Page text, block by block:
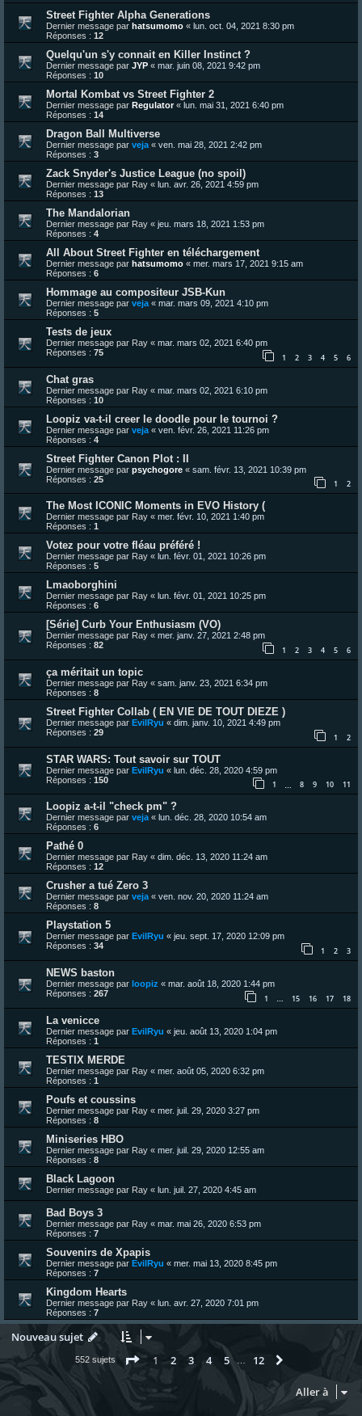
Street Fighter Alpha Generations
Dernier message par hatsumomo « lun. oct. 04, 2021 8:30 pm
Réponses : 12
Quelqu'un s'y connait en Killer Instinct ?
Dernier message par JYP « mar. juin 08, 2021 9:42 pm
Réponses : 10
Mortal Kombat vs Street Fighter 2
Dernier message par Regulator« lun. mai 31, 2021 6:40 pm
Réponses : 14
Dragon Ball Multiverse
Dernier message par veja « ven. mai 28, 2021 2:42 pm
Réponses : 3
Zack Snyder's Justice League (no spoil)
Dernier message par Ray « lun. avr. 26, 2021 4:59 pm
Réponses : 13
The Mandalorian
Dernier message par Ray « jeu. mars 18, 2021 1:53 pm
Réponses : 4
All About Street Fighter en téléchargement
Dernier message par hatsumomo « mer. mars 17, 2021 9:15 am
Réponses : 6
Hommage au compositeur JSB-Kun
Dernier message par veja « mar. mars 09, 2021 4:10 pm
Réponses : 5
Tests de jeux
Dernier message par Ray « mar. mars 02, 2021 6:40 pm
Réponses : 75 1 2 3 4 5 6
Chat gras
Dernier message par Ray « mar. mars 02, 2021 6:10 pm
Réponses : 10
Loopiz va-t-il creer le doodle pour le tournoi ?
Dernier message par veja « ven. févr. 26, 2021 11:26 pm
Réponses : 4
Street Fighter Canon Plot : II
Dernier message par psychogore « sam. févr. 13, 2021 10:39 pm
Réponses : 25 1 2
The Most ICONIC Moments in EVO History (
Dernier message par Ray « mer. févr. 10, 2021 1:40 pm
Réponses : 1
Votez pour votre fléau préféré !
Dernier message par Ray « lun. févr. 01, 2021 10:26 pm
Réponses : 5
Lmaoborghini
Dernier message par Ray « lun. févr. 01, 2021 10:25 pm
Réponses : 6
[Série] Curb Your Enthusiasm (VO)
Dernier message par Ray « mer. janv. 27, 2021 2:48 pm
Réponses : 82 1 2 3 4 5 6
ça méritait un topic
Dernier message par Ray « sam. janv. 23, 2021 6:34 pm
Réponses : 8
Street Fighter Collab ( EN VIE DE TOUT DIEZE )
Dernier message par EvilRyu « dim. janv. 10, 2021 4:49 pm
Réponses : 29 1 2
STAR WARS: Tout savoir sur TOUT
Dernier message par EvilRyu « lun. déc. 28, 2020 4:59 pm
Réponses : 150 1 8 9 10 11
Loopiz a-t-il "check pm" ?
Dernier message par veja « lun. déc. 28, 2020 10:54 am
Réponses : 6
Pathé 0
Dernier message par Ray « dim. déc. 13, 2020 11:24 am
Réponses : 12
Crusher a tué Zero 3
Dernier message par veja « ven. nov. 20, 2020 11:24 am
Réponses : 8
Playstation 5
Dernier message par EvilRyu « jeu. sept. 17, 2020 12:09 pm
Réponses : 34 1 2 3
NEWS baston
Dernier message par loopiz « mar. août 18, 2020 1:44 pm
Réponses : 267 1 … 15 16 17 18
La venicce
Dernier message par EvilRyu « jeu. août 13, 2020 1:04 pm
Réponses : 1
TESTIX MERDE
Dernier message par Ray « mer. août 05, 2020 6:32 pm
Réponses : 1
Poufs et coussins
Dernier message par Ray « mer. juil. 29, 2020 3:27 pm
Réponses : 8
Miniseries HBO
Dernier message par Ray « mer. juil. 29, 2020 12:55 am
Réponses : 8
Black Lagoon
Dernier message par Ray « lun. juil. 27, 2020 4:45 am
Bad Boys 3
Dernier message par Ray « mar. mai 26, 2020 6:53 pm
Réponses : 7
Souvenirs de Xpapis
Dernier message par EvilRyu « mer. mai 13, 2020 8:45 pm
Réponses : 7
Kingdom Hearts
Dernier message par Ray « lun. avr. 27, 2020 7:01 pm
Réponses : 7
Nouveau sujet
552 sujets Page 1sur12
1 2 3 4 5 12
Aller à